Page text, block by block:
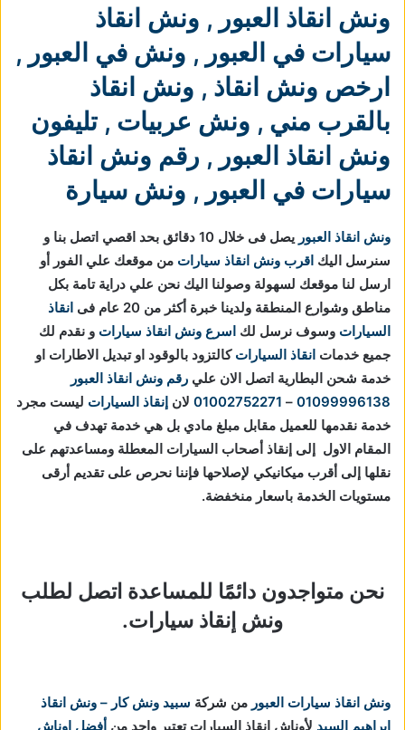
ونش انقاذ العبور , ونش انقاذ
سيارات في العبور , ونش في العبور ,
ارخص ونش انقاذ , ونش انقاذ
بالقرب مني , ونش عربيات , تليفون
ونش انقاذ العبور , رقم ونش انقاذ
سيارات في العبور , ونش سيارة
ونش انقاذ العبور
يصل فى خلال 10 دقائق بحد اقصي اتصل بنا و
سنرسل اليك اقرب ونش انقاذ سيارات من موقعك علي الفور أو
ارسل لنا موقعك لسهولة وصولنا اليك نحن علي دراية تامة بكل
مناطق وشوارع المنطقة ولدينا خبرة أكثر من 20 عام فى
انقاذ
السيارات وسوف نرسل لك اسرع ونش انقاذ سيارات و نقدم لك
جميع خدمات انقاذ السيارات كالتزود بالوقود او تبديل الاطارات او
خدمة شحن البطارية اتصل الان علي رقم ونش انقاذ العبور
01099996138
–
01002752271 لان إنقاذ السيارات ليست مجرد
خدمة نقدمها للعميل مقابل مبلغ مادي بل هي خدمة تهدف في
المقام الاول إلى إنقاذ أصحاب السيارات المعطلة ومساعدتهم على
نقلها إلى أقرب ميكانيكي لإصلاحها فإننا نحرص على تقديم أرقى
مستويات الخدمة باسعار منخفضة.
نحن متواجدون دائمًا للمساعدة اتصل لطلب
ونش إنقاذ سيارات.
ونش انقاذ سيارات العبور من شركة سبيد ونش كار – ونش انقاذ
ابراهيم السيد لأوناش انقاذ السيارات تعتبر واحد من أفضل اوناش